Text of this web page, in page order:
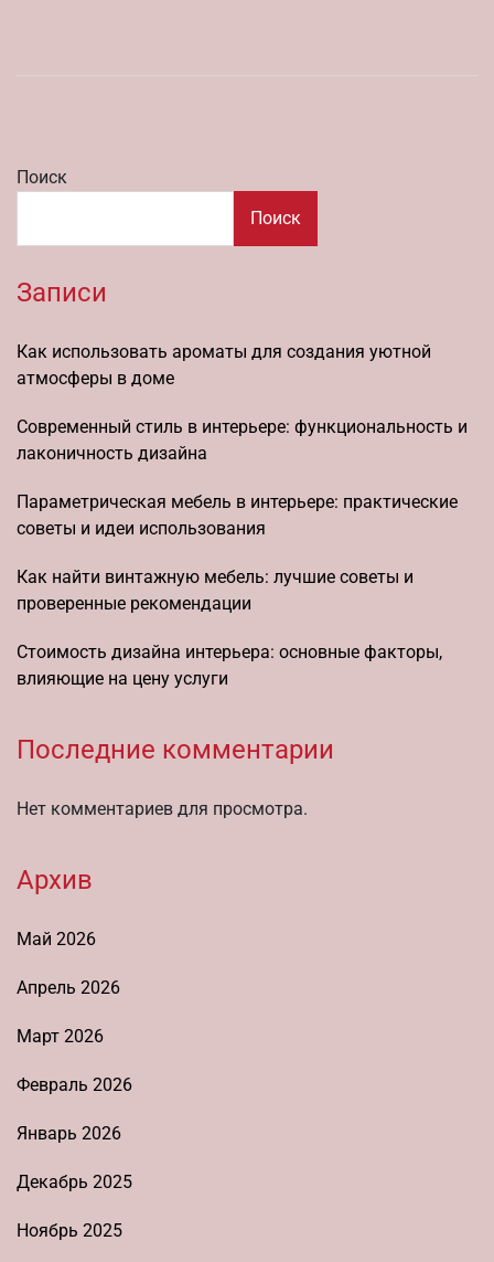
Поиск
Поиск
Записи
Как использовать ароматы для создания уютной
атмосферы в доме
Современный стиль в интерьере: функциональность и
лаконичность дизайна
Параметрическая мебель в интерьере: практические
советы и идеи использования
Как найти винтажную мебель: лучшие советы и
проверенные рекомендации
Стоимость дизайна интерьера: основные факторы,
влияющие на цену услуги
Последние комментарии
Нет комментариев для просмотра.
Архив
Май 2026
Апрель 2026
Март 2026
Февраль 2026
Январь 2026
Декабрь 2025
Ноябрь 2025